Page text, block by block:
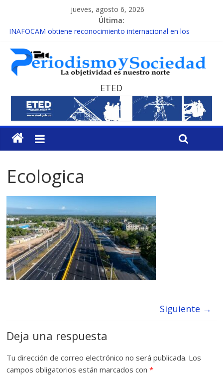
jueves, agosto 6, 2026
Última:
INAFOCAM obtiene reconocimiento internacional en los
15 de febrero de cada año es Día Nacional de la lucha contra el
cáncer infantil
EL ENFOQUE UNILATERAL DE LA COALICIÓN
MESCyT y Universidad Albizu apoyarán rehabilitación de
reclusos
MESCyT presenta calendario de Consulta Nacional por la
Educación
ETED
Ecologica
Siguiente →
Deja una respuesta
Tu dirección de correo electrónico no será publicada. Los
campos obligatorios están marcados con*